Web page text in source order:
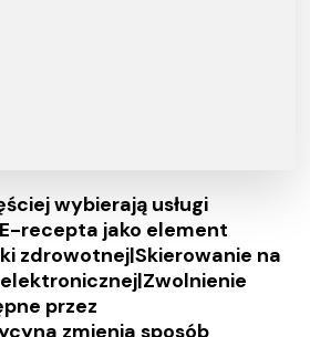
wybierają usługi
recepta jako element
zdrowotnej|Skierowanie na
przez
zmienia sposób